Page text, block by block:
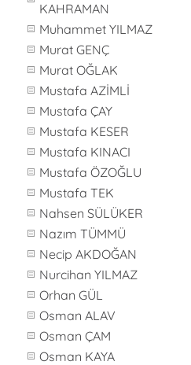
KAHRAMAN
Muhammet YILMAZ
Murat GENÇ
Murat OĞLAK
Mustafa AZİMLİ
Mustafa ÇAY
Mustafa KESER
Mustafa KINACI
Mustafa ÖZOĞLU
Mustafa TEK
Nahsen SÜLÜKER
Nazım TÜMMÜ
Necip AKDOĞAN
Nurcihan YILMAZ
Orhan GÜL
Osman ALAV
Osman ÇAM
Osman KAYA